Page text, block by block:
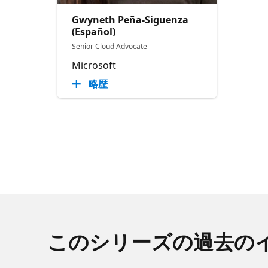
Gwyneth Peña-Siguenza
(Español)
Senior Cloud Advocate
Microsoft
略歴
このシリーズの過去の